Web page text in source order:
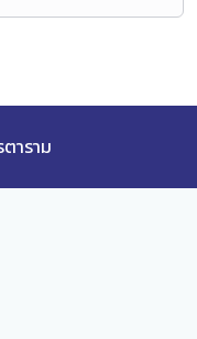
าราม